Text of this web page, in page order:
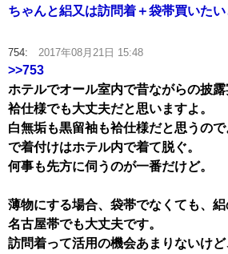
ちゃんと絽又は訪問着＋袋帯買いたい
754: 2017年08月21日 15:48
>>753
ホテルでオール室内で昔ながらの披露
袷仕様でも大丈夫だと思いますよ。
白無垢も黒留袖も袷仕様だと思うの
で着付けはホテル内で着て脱ぐ。
何事も先方に伺うのが一番だけど。
薄物にする場合、袋帯でなくても、絽
名古屋帯でも大丈夫です。
訪問着って活用の機会あまりないけ